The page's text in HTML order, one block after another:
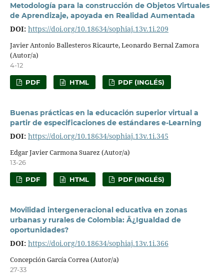
Metodología para la construcción de Objetos Virtuales
de Aprendizaje, apoyada en Realidad Aumentada
DOI: https://doi.org/10.18634/sophiaj.13v.1i.209
Javier Antonio Ballesteros Ricaurte, Leonardo Bernal Zamora
(Autor/a)
4-12
PDF HTML PDF (INGLÉS)
Buenas prácticas en la educación superior virtual a
partir de especificaciones de estándares e-Learning
DOI: https://doi.org/10.18634/sophiaj.13v.1i.345
Edgar Javier Carmona Suarez (Autor/a)
13-26
PDF HTML PDF (INGLÉS)
Movilidad intergeneracional educativa en zonas
urbanas y rurales de Colombia: Â¿Igualdad de
oportunidades?
DOI: https://doi.org/10.18634/sophiaj.13v.1i.366
Concepción García Correa (Autor/a)
27-33